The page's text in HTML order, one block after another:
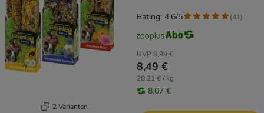
2 Varianten
UVP 8,99 €
8,49 €
20,21 € / kg
8,07 €
Rating: 4.6/5 (41)